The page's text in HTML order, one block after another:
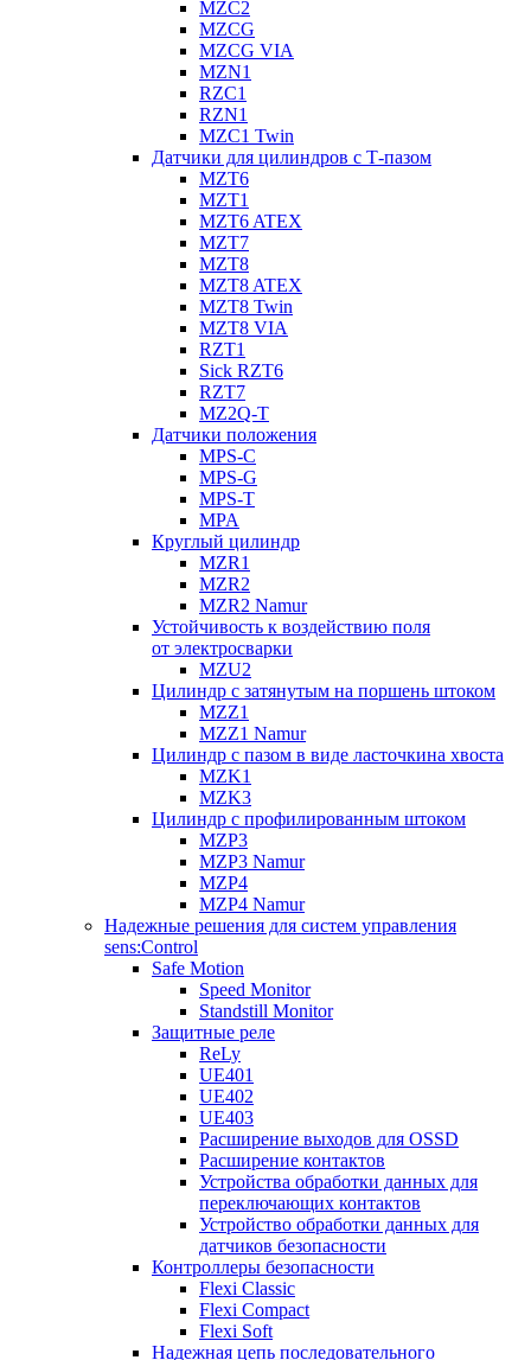
MZC2
MZCG
MZCG VIA
MZN1
RZC1
RZN1
MZC1 Twin
Датчики для цилиндров с Т-пазом
MZT6
MZT1
MZT6 ATEX
MZT7
MZT8
MZT8 ATEX
MZT8 Twin
MZT8 VIA
RZT1
Sick RZT6
RZT7
MZ2Q-T
Датчики положения
MPS-C
MPS-G
MPS-T
MPA
Круглый цилиндр
MZR1
MZR2
MZR2 Namur
Устойчивость к воздействию поля
от электросварки
MZU2
Цилиндр с затянутым на поршень штоком
MZZ1
MZZ1 Namur
Цилиндр с пазом в виде ласточкина хвоста
MZK1
MZK3
Цилиндр с профилированным штоком
MZP3
MZP3 Namur
MZP4
MZP4 Namur
Надежные решения для систем управления
sens:Control
Safe Motion
Speed Monitor
Standstill Monitor
Защитные реле
ReLy
UE401
UE402
UE403
Расширение выходов для OSSD
Расширение контактов
Устройства обработки данных для
переключающих контактов
Устройство обработки данных для
датчиков безопасности
Контроллеры безопасности
Flexi Classic
Flexi Compact
Flexi Soft
Надежная цепь последовательного